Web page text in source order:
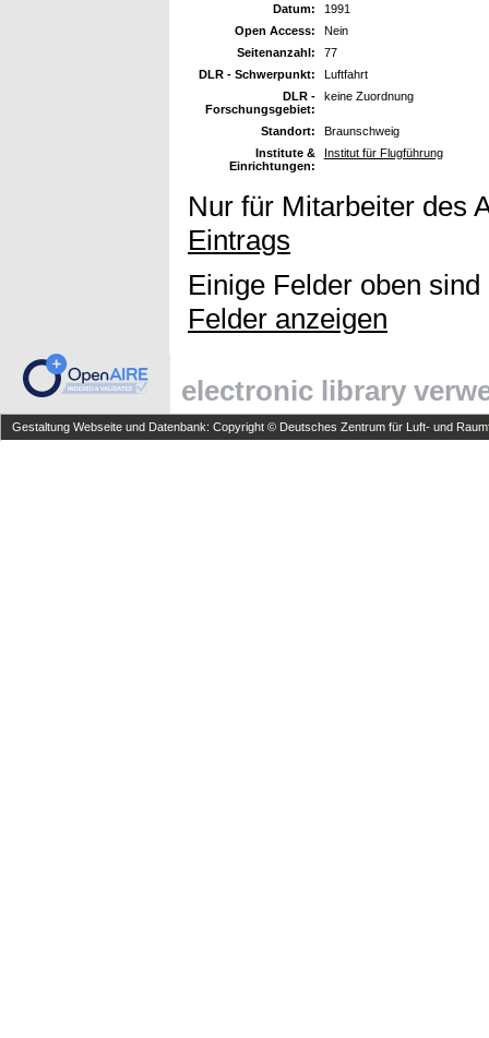
Datum:
1991
Open Access:
Nein
Seitenanzahl:
77
DLR - Schwerpunkt:
Luftfahrt
DLR -
Forschungsgebiet:
keine Zuordnung
Standort:
Braunschweig
Institute &
Einrichtungen:
Institut für Flugführung
Nur für Mitarbeiter des
Eintrags
Einige Felder oben
Felder anzeigen
electronic library
Gestaltung Webseite und Datenbank: Copyright © Deutsches Zentrum für Luft- und